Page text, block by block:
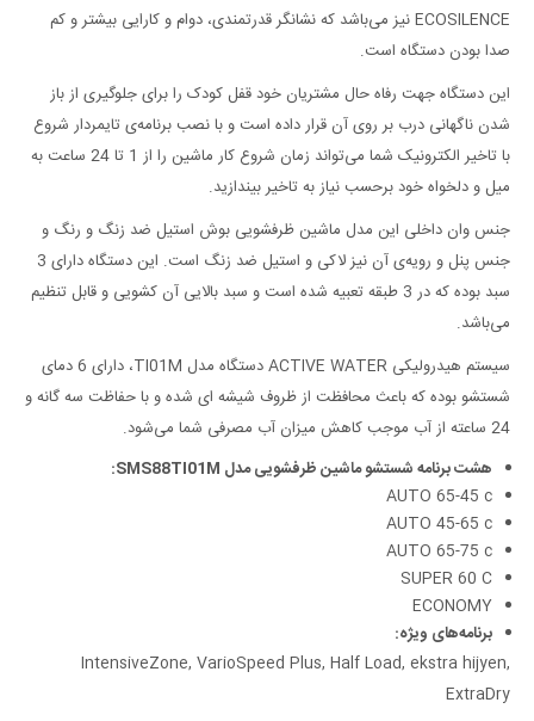
ECOSILENCE نیز می‌باشد که نشانگر قدرتمندی، دوام و کارایی بیشتر و کم
صدا بودن دستگاه است.
این دستگاه جهت رفاه حال مشتریان خود قفل کودک را برای جلوگیری از باز
شدن ناگهانی درب بر روی آن قرار داده است و با نصب برنامه‌ی تایمردار شروع
با تاخیر الکترونیک شما می‌‌تواند زمان شروع کار ماشین را از 1 تا 24 ساعت به
میل و دلخواه خود برحسب نیاز به تاخیر بیندازید.
جنس وان داخلی این مدل ماشین ظرفشویی بوش استیل ضد زنگ و رنگ و
جنس پنل و رویه‌ی آن نیز لاکی و استیل ضد زنگ است. این دستگاه دارای 3
سبد بوده که در 3 طبقه تعبیه شده است و سبد بالایی آن کشویی و قابل تنظیم
می‌باشد.
سیستم هیدرولیکی ACTIVE WATER دستگاه مدل TI01M، دارای 6 دمای
شستشو بوده که باعث محافظت از ظروف شیشه ای شده و با حفاظت سه گانه و
24 ساعته از آب موجب کاهش میزان آب مصرفی شما می‌شود.
هشت برنامه شستشو ماشین ظرفشویی مدل SMS88TI01M:
AUTO 65-45 c
AUTO 45-65 c
AUTO 65-75 c
SUPER 60 C
ECONOMY
برنامه‌های ویژه:
IntensiveZone, VarioSpeed Plus, Half Load, ekstra hijyen,
ExtraDry